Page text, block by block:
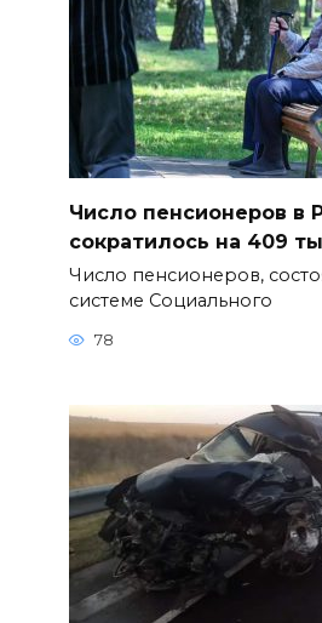
Число пенсионеров в
сократилось на 409
Число пенсионеров,
системе Социального
78